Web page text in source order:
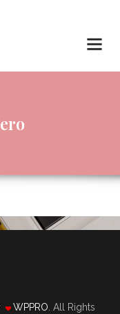
WPPRO . All Rights